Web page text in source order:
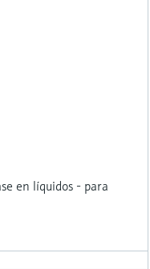
en líquidos - para